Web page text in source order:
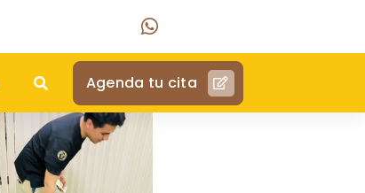
Agenda tu cita